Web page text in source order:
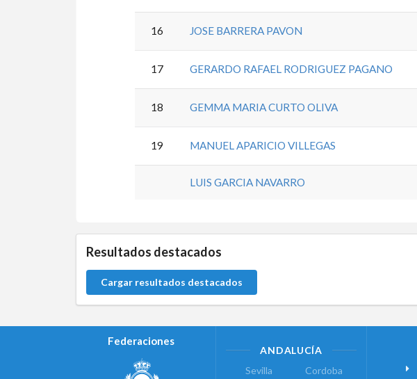
16 JOSE BARRERA PAVON
17 GERARDO RAFAEL RODRIGUEZ PAGANO
18 GEMMA MARIA CURTO OLIVA
19 MANUEL APARICIO VILLEGAS
LUIS GARCIA NAVARRO
Resultados destacados
Cargar resultados destacados
Federaciones
ANDALUCÍA
Sevilla
Cordoba